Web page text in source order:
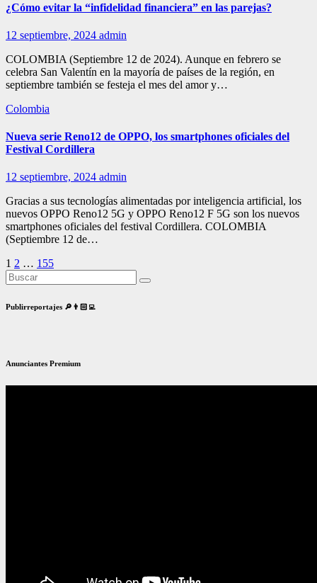
¿Cómo evitar la “infidelidad financiera” en las parejas?
12 septiembre, 2024 admin
COLOMBIA (Septiembre 12 de 2024). Aunque en febrero se
celebra San Valentín en la mayoría de países de la región, en
septiembre también se festeja el mes del amor y…
Colombia
Nueva serie Reno12 de OPPO, los smartphones oficiales del
Festival Cordillera
12 septiembre, 2024 admin
Gracias a sus tecnologías alimentadas por inteligencia artificial, los
nuevos OPPO Reno12 5G y OPPO Reno12 F 5G son los nuevos
smartphones oficiales del festival Cordillera. COLOMBIA
(Septiembre 12 de…
Paginación
de
entradas
1 2 … 155
Publirreportajes 🔎👨🏻‍💻
Anunciantes Premium